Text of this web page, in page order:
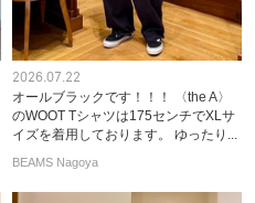
2026.07.22
オールブラックです！！！ 〈the A〉
のWOOT Tシャツは175センチでXLサ
イズを着用しております。 ゆったり...
BEAMS Nagoya